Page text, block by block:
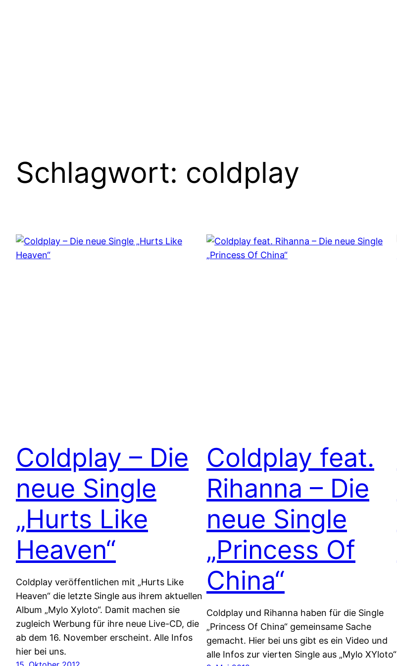
Schlagwort: coldplay
Coldplay – Die
neue Single
„Hurts Like
Heaven“
Coldplay veröffentlichen mit „Hurts Like
Heaven“ die letzte Single aus ihrem aktuellen
Album „Mylo Xyloto“. Damit machen sie
zugleich Werbung für ihre neue Live-CD, die
ab dem 16. November erscheint. Alle Infos
hier bei uns.
Coldplay feat.
Rihanna – Die
neue Single
„Princess Of
China“
Coldplay und Rihanna haben für die Single
„Princess Of China“ gemeinsame Sache
gemacht. Hier bei uns gibt es ein Video und
alle Infos zur vierten Single aus „Mylo XYloto“